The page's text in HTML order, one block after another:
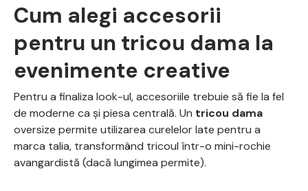
Cum alegi accesorii
pentru un tricou dama la
evenimente creative
Pentru a finaliza look-ul, accesoriile trebuie să fie la fel
de moderne ca și piesa centrală. Un tricou dama
oversize permite utilizarea curelelor late pentru a
marca talia, transformând tricoul într-o mini-rochie
avangardistă (dacă lungimea permite).